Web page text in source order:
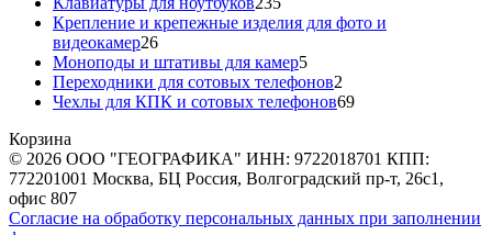
товаров
Крепление и крепежные изделия для фото и
видеокамер2626
товаров
Моноподы и штативы для камер55
товаров
Переходники для сотовых телефонов2
товара
Чехлы для КПК и сотовых телефонов6969
Корзина
© 2026 ООО "ГЕОГРАФИКА" ИНН: 9722018701 КПП:
772201001 Москва, БЦ Россия, Волгоградский пр-т, 26с1,
офис 807
Согласие на обработку персональных данных при заполнении